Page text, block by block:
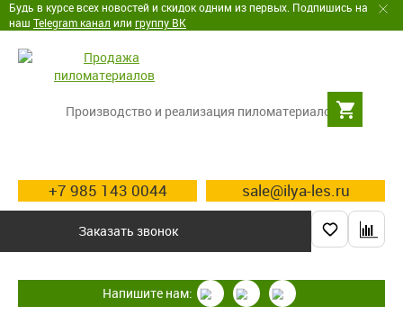
Будь в курсе всех новостей и скидок одним из первых. Подпишись на
наш Telegram канал или группу ВК
Производство и реализация пиломатериалов
+7 985 143 0044 sale@ilya-les.ru
Заказать звонок
Напишите нам: